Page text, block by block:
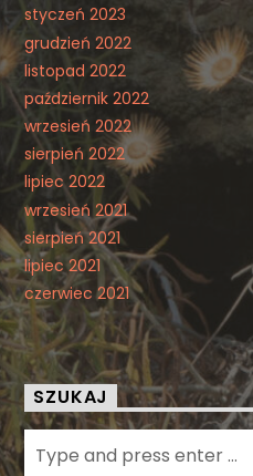
styczeń 2023
grudzień 2022
listopad 2022
październik 2022
wrzesień 2022
sierpień 2022
lipiec 2022
wrzesień 2021
sierpień 2021
lipiec 2021
czerwiec 2021
SZUKAJ